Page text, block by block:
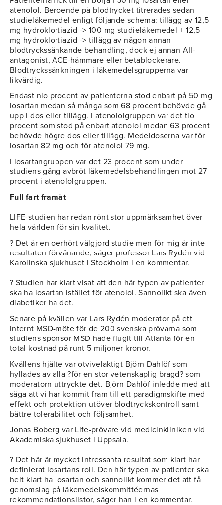
atenolol. Beroende på blodtrycket titrerades sedan
studieläkemedel enligt följande schema: tillägg av 12,5
mg hydroklortiazid -> 100 mg studieläkemedel + 12,5
mg hydroklortiazid -> tillägg av någon annan
blodtryckssänkande behandling, dock ej annan AII-
antagonist, ACE-hämmare eller betablockerare.
Blodtryckssänkningen i läkemedelsgrupperna var
likvärdig.
Endast nio procent av patienterna stod enbart på 50 mg
losartan medan så många som 68 procent behövde gå
upp i dos eller tillägg. I atenololgruppen var det tio
procent som stod på enbart atenolol medan 63 procent
behövde högre dos eller tillägg. Medeldoserna var för
losartan 82 mg och för atenolol 79 mg.
I losartangruppen var det 23 procent som under
studiens gång avbröt läkemedelsbehandlingen mot 27
procent i atenololgruppen.
Full fart framåt
LIFE-studien har redan rönt stor uppmärksamhet över
hela världen för sin kvalitet.
? Det är en oerhört välgjord studie men för mig är inte
resultaten förvånande, säger professor Lars Rydén vid
Karolinska sjukhuset i Stockholm i en kommentar.
? Studien har klart visat att den här typen av patienter
ska ha losartan istället för atenolol. Sannolikt ska även
diabetiker ha det.
Senare på kvällen var Lars Rydén moderator på ett
internt MSD-möte för de 200 svenska prövarna som
studiens sponsor MSD hade flugit till Atlanta för en
total kostnad på runt 5 miljoner kronor.
Kvällens hjälte var otvivelaktigt Björn Dahlöf som
hyllades av alla ?för en stor vetenskaplig bragd? som
moderatorn uttryckte det. Björn Dahlöf inledde med att
säga att vi har kommit fram till ett paradigmskifte med
effekt och protektion utöver blodtryckskontroll samt
bättre tolerabilitet och följsamhet.
Jonas Boberg var Life-prövare vid medicinkliniken vid
Akademiska sjukhuset i Uppsala.
? Det här är mycket intressanta resultat som klart har
definierat losartans roll. Den här typen av patienter ska
helt klart ha losartan och sannolikt kommer det att få
genomslag på läkemedelskommittéernas
rekommendationslistor, säger han i en kommentar.